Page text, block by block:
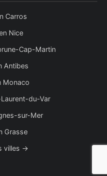
Carros
Nice
Cap-Martin
Antibes
Monaco
du-Var
sur-Mer
Grasse
villes →